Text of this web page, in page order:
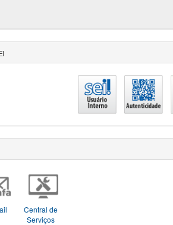
Central de
Serviços